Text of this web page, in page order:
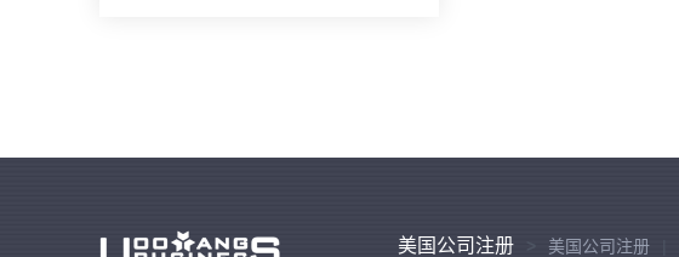
美国公司注册 美国公司注册